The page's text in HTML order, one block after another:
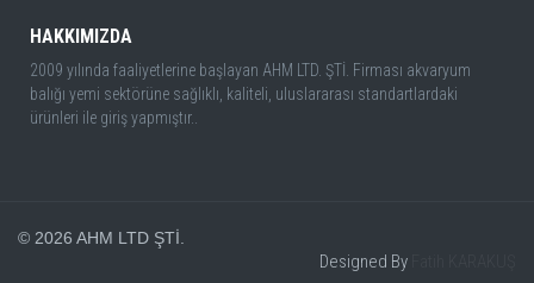
HAKKIMIZDA
2009 yılında faaliyetlerine başlayan AHM LTD. ŞTİ. Firması akvaryum
balığı yemi sektörüne sağlıklı, kaliteli, uluslararası standartlardaki
ürünleri ile giriş yapmıştır..
© 2026 AHM LTD ŞTİ.
Designed By